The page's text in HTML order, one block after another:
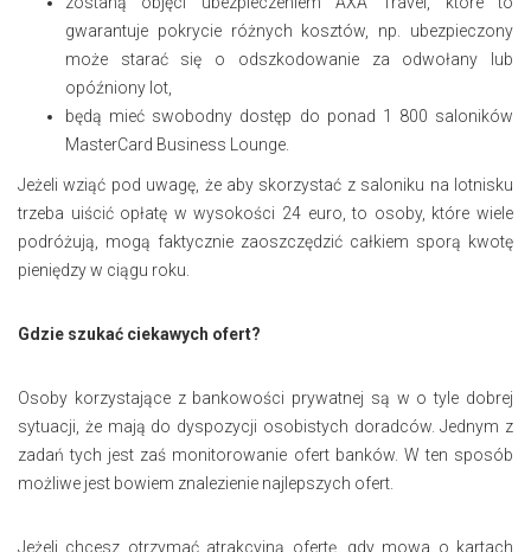
gwarantuje pokrycie różnych kosztów, np. ubezpieczony
może starać się o odszkodowanie za odwołany lub
opóźniony lot,
będą mieć swobodny dostęp do ponad 1 800 saloników
MasterCard Business Lounge.
Jeżeli wziąć pod uwagę, że aby skorzystać z saloniku na lotnisku
trzeba uiścić opłatę w wysokości 24 euro, to osoby, które wiele
podróżują, mogą faktycznie zaoszczędzić całkiem sporą kwotę
pieniędzy w ciągu roku.
Gdzie szukać ciekawych ofert?
Osoby korzystające z bankowości prywatnej są w o tyle dobrej
sytuacji, że mają do dyspozycji osobistych doradców. Jednym z
zadań tych jest zaś monitorowanie ofert banków. W ten sposób
możliwe jest bowiem znalezienie najlepszych ofert.
Jeżeli chcesz otrzymać atrakcyjną ofertę, gdy mowa o kartach